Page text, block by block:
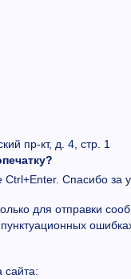
пр-кт, д. 4, стр. 1
Спасибо за
для отправки
сайта: